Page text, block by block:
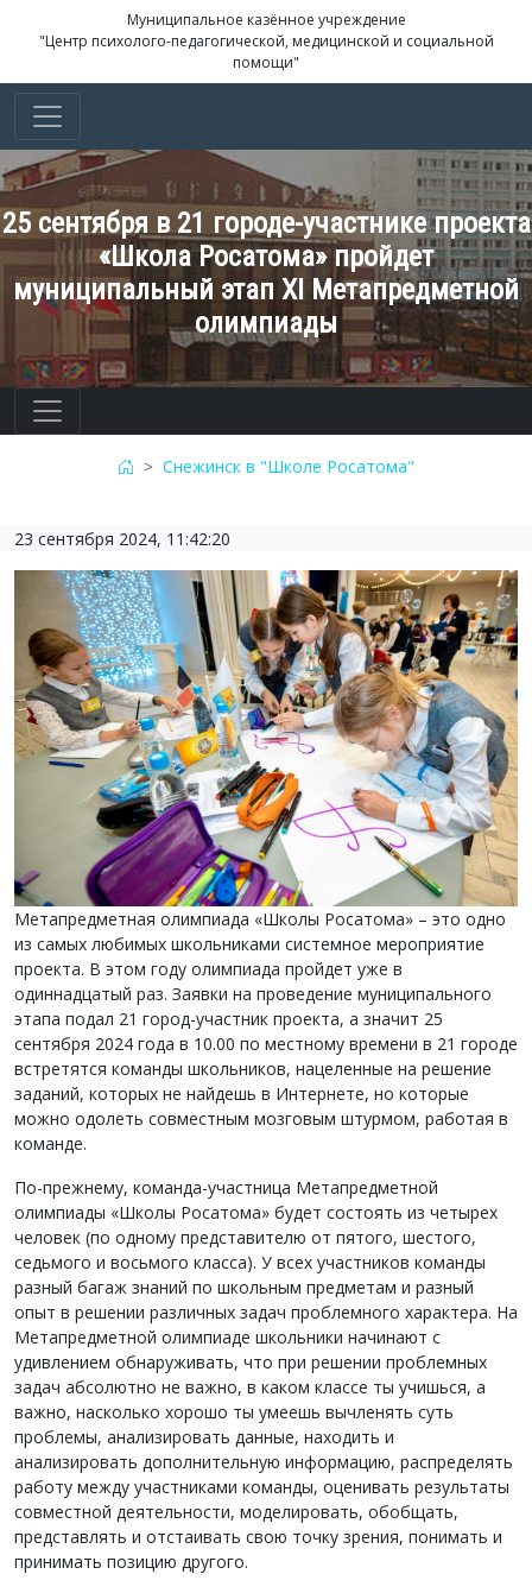
Муниципальное казённое учреждение
"Центр психолого-педагогической, медицинской и социальной
помощи"
25 сентября в 21 городе-участнике проекта
«Школа Росатома» пройдет
муниципальный этап XI Метапредметной
олимпиады
Снежинск в "Школе Росатома"
23 сентября 2024, 11:42:20
Метапредметная олимпиада «Школы Росатома» – это одно
из самых любимых школьниками системное мероприятие
проекта. В этом году олимпиада пройдет уже в
одиннадцатый раз. Заявки на проведение муниципального
этапа подал 21 город-участник проекта, а значит 25
сентября 2024 года в 10.00 по местному времени в 21 городе
встретятся команды школьников, нацеленные на решение
заданий, которых не найдешь в Интернете, но которые
можно одолеть совместным мозговым штурмом, работая в
команде.
По-прежнему, команда-участница Метапредметной
олимпиады «Школы Росатома» будет состоять из четырех
человек (по одному представителю от пятого, шестого,
седьмого и восьмого класса). У всех участников команды
разный багаж знаний по школьным предметам и разный
опыт в решении различных задач проблемного характера. На
Метапредметной олимпиаде школьники начинают с
удивлением обнаруживать, что при решении проблемных
задач абсолютно не важно, в каком классе ты учишься, а
важно, насколько хорошо ты умеешь вычленять суть
проблемы, анализировать данные, находить и
анализировать дополнительную информацию, распределять
работу между участниками команды, оценивать результаты
совместной деятельности, моделировать, обобщать,
представлять и отстаивать свою точку зрения, понимать и
принимать позицию другого.